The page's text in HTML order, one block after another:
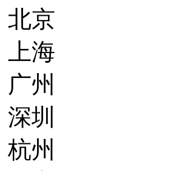
北京
上海
广州
深圳
杭州